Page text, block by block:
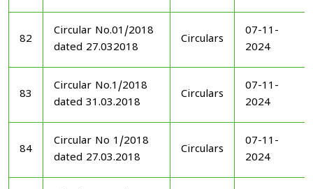
82
Circular No.01/2018
dated 27.032018
Circulars
07-11-
2024
83
Circular No.1/2018
dated 31.03.2018
Circulars
07-11-
2024
84
Circular No 1/2018
dated 27.03.2018
Circulars
07-11-
2024